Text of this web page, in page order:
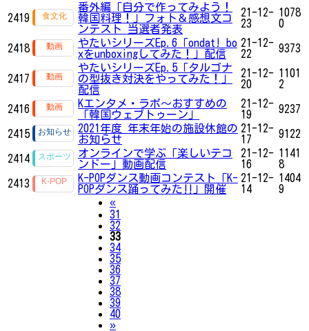
2419
番外編「自分で作ってみよう！
韓国料理！」フォト＆感想文コ
ンテスト 当選者発表
21-12-
23
1078
0
2418
やたいシリーズEp.6「ondat! bo
xをunboxingしてみた！」配信
21-12-
22
9373
2417
やたいシリーズEp.5「タルゴナ
の型抜き対決をやってみた！」
配信
21-12-
20
1101
2
2416
Kエンタメ・ラボ～おすすめの
「韓国ウェブトゥーン」
21-12-
19
9237
2415
2021年度 年末年始の施設休館の
お知らせ
21-12-
17
9122
2414
オンラインで学ぶ「楽しいテコ
ンドー」動画配信
21-12-
16
1141
8
2413
K-POPダンス動画コンテスト「K-
POPダンス踊ってみた‼」開催
21-12-
14
1404
9
«Previous
31
32
33
34
35
36
37
38
39
40
»Next